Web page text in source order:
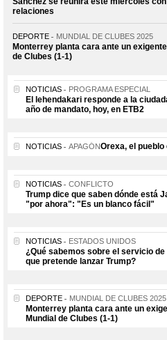
relaciones
DEPORTE MUNDIAL DE CLUBES 2025
Monterrey planta cara ante un
de Clubes (1-1)
NOTICIAS PROGRAMA ESPECIAL
El lehendakari responde a la
año de mandato, hoy, en ETB2
NOTICIAS APAGÓNOrexa, el
NOTICIAS CONFLICTO
Trump dice que saben dónde está
"por ahora": "Es un blanco fácil"
NOTICIAS ESTADOS UNIDOS
¿Qué sabemos sobre el servicio
que pretende lanzar Trump?
DEPORTE MUNDIAL DE CLUBES 2025
Monterrey planta cara ante un
Mundial de Clubes (1-1)